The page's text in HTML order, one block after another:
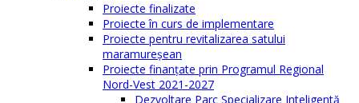
Proiecte finalizate
Proiecte în curs de implementare
Proiecte pentru revitalizarea satului
maramureşean
Proiecte finanțate prin Programul Regional
Nord-Vest 2021-2027
Dezvoltare Parc Specializare Inteligentă